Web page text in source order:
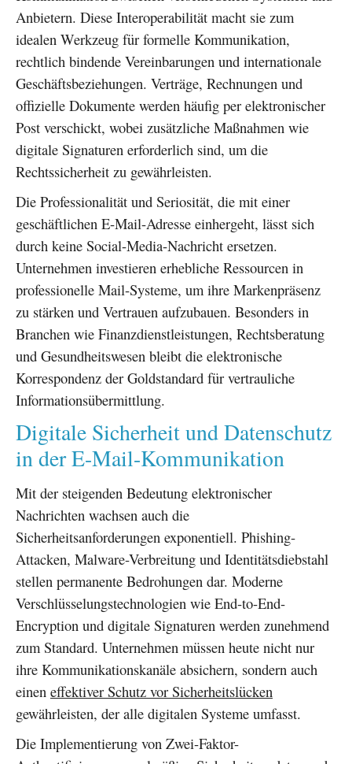
Anbietern. Diese Interoperabilität macht sie zum
idealen Werkzeug für formelle Kommunikation,
rechtlich bindende Vereinbarungen und internationale
Geschäftsbeziehungen. Verträge, Rechnungen und
offizielle Dokumente werden häufig per elektronischer
Post verschickt, wobei zusätzliche Maßnahmen wie
digitale Signaturen erforderlich sind, um die
Rechtssicherheit zu gewährleisten.
Die Professionalität und Seriosität, die mit einer
geschäftlichen E-Mail-Adresse einhergeht, lässt sich
durch keine Social-Media-Nachricht ersetzen.
Unternehmen investieren erhebliche Ressourcen in
professionelle Mail-Systeme, um ihre Markenpräsenz
zu stärken und Vertrauen aufzubauen. Besonders in
Branchen wie Finanzdienstleistungen, Rechtsberatung
und Gesundheitswesen bleibt die elektronische
Korrespondenz der Goldstandard für vertrauliche
Informationsübermittlung.
Digitale Sicherheit und Datenschutz
in der E-Mail-Kommunikation
Mit der steigenden Bedeutung elektronischer
Nachrichten wachsen auch die
Sicherheitsanforderungen exponentiell. Phishing-
Attacken, Malware-Verbreitung und Identitätsdiebstahl
stellen permanente Bedrohungen dar. Moderne
Verschlüsselungstechnologien wie End-to-End-
Encryption und digitale Signaturen werden zunehmend
zum Standard. Unternehmen müssen heute nicht nur
ihre Kommunikationskanäle absichern, sondern auch
einen effektiver Schutz vor Sicherheitslücken
gewährleisten, der alle digitalen Systeme umfasst.
Die Implementierung von Zwei-Faktor-